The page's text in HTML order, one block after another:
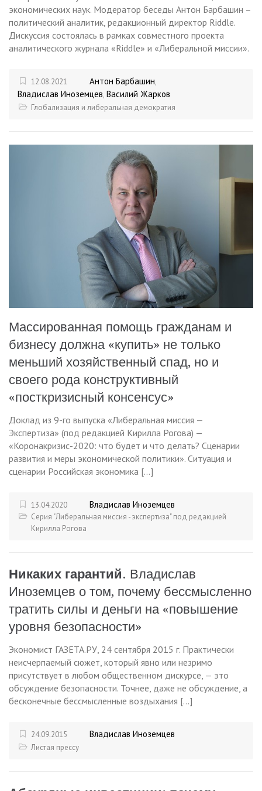
экономических наук. Модератор беседы Антон Барбашин –
политический аналитик, редакционный директор Riddle.
Дискуссия состоялась в рамках совместного проекта
аналитического журнала «Riddle» и «Либеральной миссии».
12.08.2021 Антон Барбашин,
Владислав Иноземцев, Василий Жарков
Глобализация и либеральная демократия
Массированная помощь гражданам и
бизнесу должна «купить» не только
меньший хозяйственный спад, но и
своего рода конструктивный
«посткризисный консенсус»
Доклад из 9-го выпуска «Либеральная миссия —
Экспертиза» (под редакцией Кирилла Рогова) —
«Коронакризис-2020: что будет и что делать? Сценарии
развития и меры экономической политики». Ситуация и
сценарии Российская экономика […]
13.04.2020 Владислав Иноземцев
Серия "Либеральная миссия - экспертиза" под редакцией
Кирилла Рогова
Никаких гарантий. Владислав
Иноземцев о том, почему бессмысленно
тратить силы и деньги на «повышение
уровня безопасности»
Экономист ГАЗЕТА.РУ, 24 сентября 2015 г. Практически
неисчерпаемый сюжет, который явно или незримо
присутствует в любом общественном дискурсе, — это
обсуждение безопасности. Точнее, даже не обсуждение, а
бесконечные бессмысленные воздыхания […]
24.09.2015 Владислав Иноземцев
Листая прессу